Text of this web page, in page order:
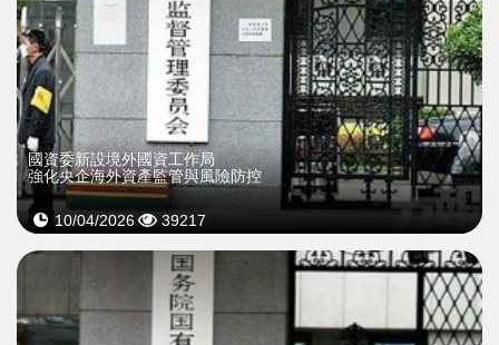
國資委新設境外國資工作局
強化央企海外資產監管與風險防控
10/04/2026 39217